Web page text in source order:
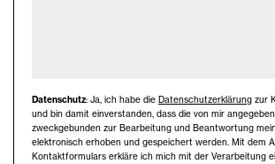
Datenschutz: Ja, ich habe die Datenschutzerklärung zur
und bin damit einverstanden, dass die von mir
zweckgebunden zur Bearbeitung und Beantwortung
elektronisch erhoben und gespeichert werden. Mit dem
Kontaktformulars erkläre ich mich mit der Verarbeitung